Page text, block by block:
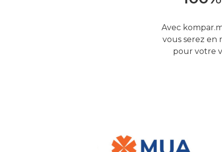
Avec
vous serez en
pour votre